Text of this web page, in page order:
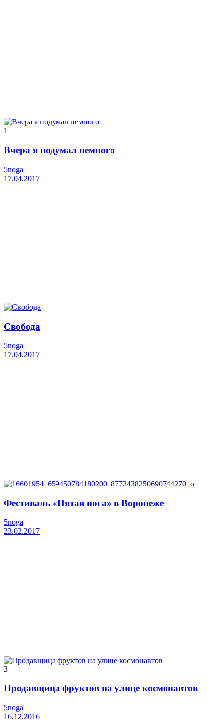
1
Вчера я подумал немного
5noga
17.04.2017
Свобода
5noga
17.04.2017
Фестиваль «Пятая нога» в Воронеже
5noga
23.02.2017
3
Продавщица фруктов на улице космонавтов
5noga
16.12.2016